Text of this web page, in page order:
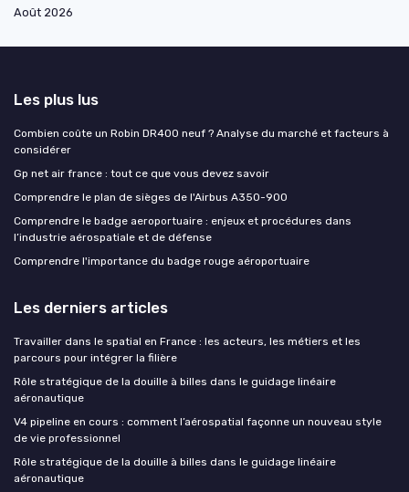
Août 2026
Les plus lus
Combien coûte un Robin DR400 neuf ? Analyse du marché et facteurs à
considérer
Gp net air france : tout ce que vous devez savoir
Comprendre le plan de sièges de l'Airbus A350-900
Comprendre le badge aeroportuaire : enjeux et procédures dans
l’industrie aérospatiale et de défense
Comprendre l'importance du badge rouge aéroportuaire
Les derniers articles
Travailler dans le spatial en France : les acteurs, les métiers et les
parcours pour intégrer la filière
Rôle stratégique de la douille à billes dans le guidage linéaire
aéronautique
V4 pipeline en cours : comment l’aérospatial façonne un nouveau style
de vie professionnel
Rôle stratégique de la douille à billes dans le guidage linéaire
aéronautique